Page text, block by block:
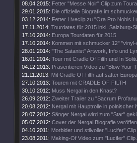
08.04.2015: Fetter "Messe Noir" Clip zum
29.01.2015: Die offizielle Biografie im
03.12.2014: Fetter Liveclip zu "Ora Pro Nobis
17.11.2014: Tourdates für 2015 inkl. Salzburg-
17.10.2014: Europa Tourdaten für 2015.
17.10.2014: Kommen mit schmucker 12" "vinyl-
28.01.2014: "The Satanist" Artwork, Info und
16.01.2014: Tour mit Cradle Of Filth und In
04.12.2013: Präsentieren Video zu "Blow Your
21.11.2013: Mit Cradle Of Filth auf satter
27.10.2013: Touren mit CRADLE OF FILTH
30.10.2012: Muss Nergal in den Knast?
26.09.2012: Zweiter Trailer zu "Sacrum
20.08.2012: Nergal mit Hauptrolle in polnischer
28.07.2012: Sänger Nergal wird zum "Star"
05.07.2012: Cover der Nergal Biografie
04.10.2011: Morbider und stilvoller "Lucifer" Clip
23.08.2011: Making-Of Video zum "Lucifer" Clip.